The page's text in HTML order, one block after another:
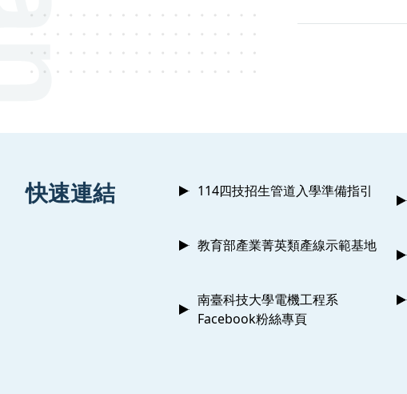
快速連結 114四技招生管道入學準備指引
教育部產業菁英類產線示範基地
南臺科技大學電機工程系
Facebook粉絲專頁